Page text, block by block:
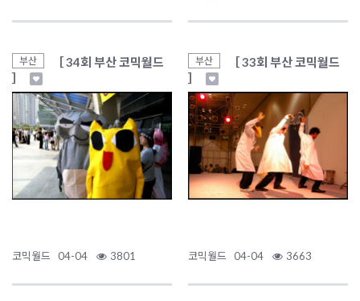
부산
［ 34회 부산 코믹월드
］
코믹월드 04-04 3801
부산
［ 33회 부산 코믹월드
］
코믹월드 04-04 3663